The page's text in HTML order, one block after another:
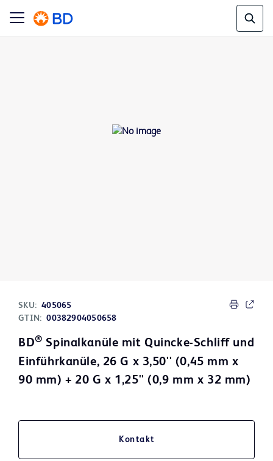
SKU: 405065
GTIN: 00382904050658
BD® Spinalkanüle mit Quincke-Schliff und
Einführkanüle, 26 G x 3,50'' (0,45 mm x
90 mm) + 20 G x 1,25'' (0,9 mm x 32 mm)
Kontakt